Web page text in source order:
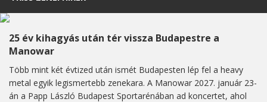
25 év kihagyás után tér vissza Budapestre a
Manowar
Több mint két évtized után ismét Budapesten lép fel a heavy
metal egyik legismertebb zenekara. A Manowar 2027. január 23-
án a Papp László Budapest Sportarénában ad koncertet, ahol